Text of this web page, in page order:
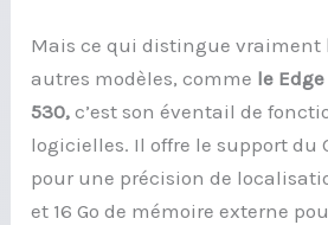
Mais ce qui distingue vraiment
autres modèles, comme le
530, c’est son éventail de
logicielles. Il offre le support du
pour une précision de
et 16 Go de mémoire externe